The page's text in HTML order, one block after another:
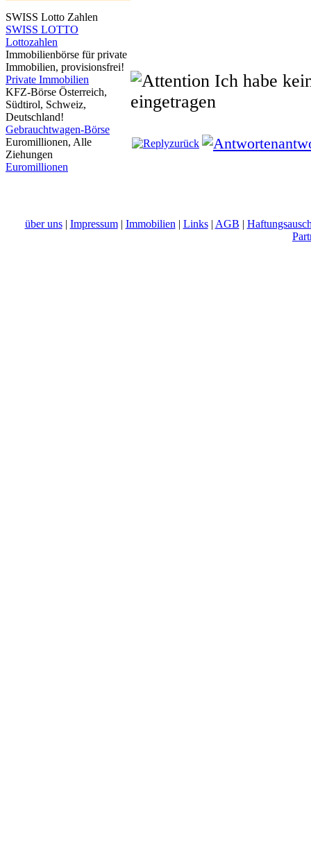
SWISS Lotto Zahlen
SWISS LOTTO
Lottozahlen
Immobilienbörse für private
Immobilien, provisionsfrei!
Private Immobilien
KFZ-Börse Österreich,
Südtirol, Schweiz,
Deutschland!
Gebrauchtwagen-Börse
Euromillionen, Alle
Ziehungen
Euromillionen
Ich habe
eingetragen
zurück
über uns| Impressum| Immobilien | Links| AGB |